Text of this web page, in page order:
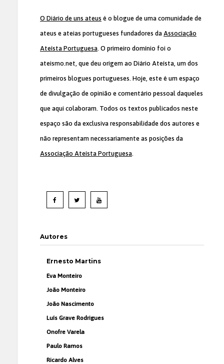
O Diário de uns ateus é o blogue de uma comunidade de
ateus e ateias portugueses fundadores da Associação
Ateísta Portuguesa. O primeiro domínio foi o
ateismo.net, que deu origem ao Diário Ateísta, um dos
primeiros blogues portugueses. Hoje, este é um espaço
de divulgação de opinião e comentário pessoal daqueles
que aqui colaboram. Todos os textos publicados neste
espaço são da exclusiva responsabilidade dos autores e
não representam necessariamente as posições da
Associação Ateísta Portuguesa.
Autores
Ernesto Martins
Eva Monteiro
João Monteiro
João Nascimento
Luís Grave Rodrigues
Onofre Varela
Paulo Ramos
Ricardo Alves